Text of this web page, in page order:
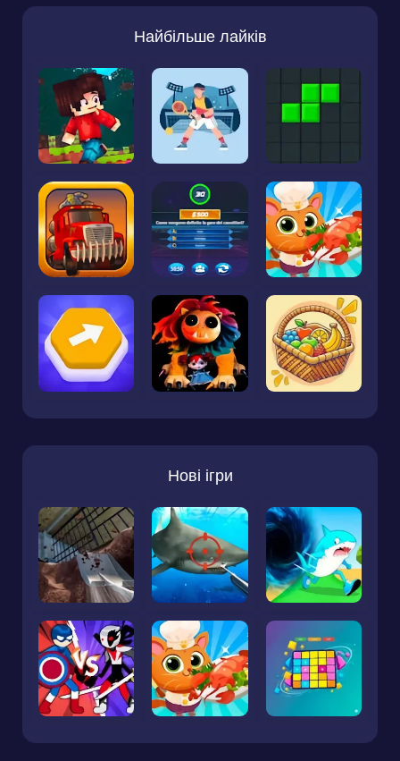
Найбільше лайків
Нові ігри